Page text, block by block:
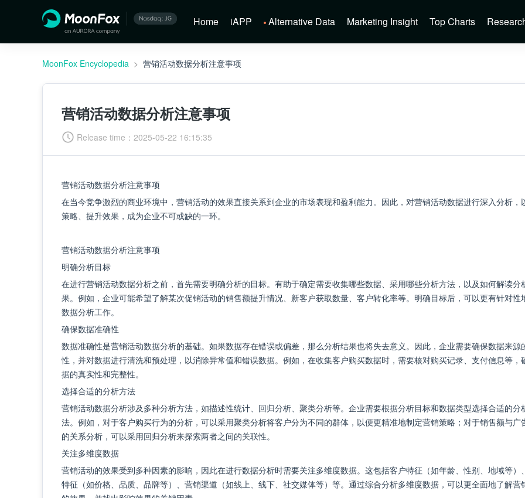
Home iAPP Alternative Data Marketing Insight Top Charts
MoonFox Encyclopedia > 营销活动数据分析注意事项
营销活动数据分析注意事项
Release time： 2025-05-22 16:15:35
营销活动数据分析注意事项
在当今竞争激烈的商业环境中，营销活动的效果直接关系到企业的市场表现和盈利能力。因此，对营销活动数据进行深入分析，
策略、提升效果，成为企业不可或缺的一环。
营销活动数据分析注意事项
明确分析目标
在进行营销活动数据分析之前，首先需要明确分析的目标。有助于确定需要收集哪些数据、采用哪些分析方法，以及如何解读分
果。例如，企业可能希望了解某次促销活动的销售额提升情况、新客户获取数量、客户转化率等。明确目标后，可以更有针对性
数据分析工作。
确保数据准确性
数据准确性是营销活动数据分析的基础。如果数据存在错误或偏差，那么分析结果也将失去意义。因此，企业需要确保数据来源
性，并对数据进行清洗和预处理，以消除异常值和错误数据。例如，在收集客户购买数据时，需要核对购买记录、支付信息等，
据的真实性和完整性。
选择合适的分析方法
营销活动数据分析涉及多种分析方法，如描述性统计、回归分析、聚类分析等。企业需要根据分析目标和数据类型选择合适的分
法。例如，对于客户购买行为的分析，可以采用聚类分析将客户分为不同的群体，以便更精准地制定营销策略；对于销售额与广
的关系分析，可以采用回归分析来探索两者之间的关联性。
关注多维度数据
营销活动的效果受到多种因素的影响，因此在进行数据分析时需要关注多维度数据。这包括客户特征（如年龄、性别、地域等）
特征（如价格、品质、品牌等）、营销渠道（如线上、线下、社交媒体等）等。通过综合分析多维度数据，可以更全面地了解营